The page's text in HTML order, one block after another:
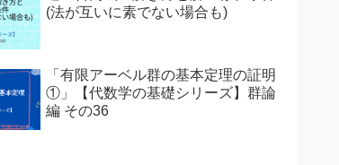
(法が互いに素でない場合も)
「有限アーベル群の基本定理の証明
①」【代数学の基礎シリーズ】群論
編 その36